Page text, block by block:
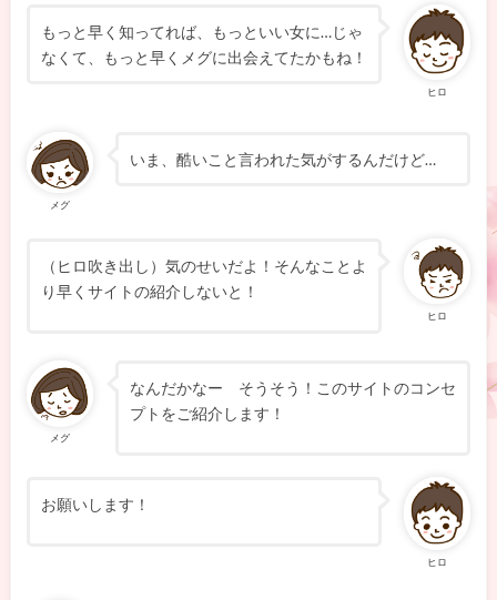
ヒロ
もっと早く知ってれば、もっといい女に…じゃ
なくて、もっと早くメグに出会えてたかもね！
メグ
いま、酷いこと言われた気がするんだけど…
ヒロ
（ヒロ吹き出し）気のせいだよ！そんなことよ
り早くサイトの紹介しないと！
メグ
なんだかなー そうそう！このサイトのコンセ
プトをご紹介します！
ヒロ
お願いします！